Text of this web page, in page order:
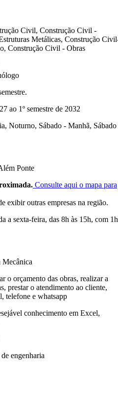
Civil, Construção Civil -
Metálicas, Construção
Construção Civil - Obras
ao 1º semestre de 2032
Noturno, Sábado - Manhã, Sábado
Ponte
Consulte aqui o mapa para
exibir outras empresas na região.
a sexta-feira, das 8h às 15h, com 1h
Mecânica
o orçamento das obras, realizar a
prestar o atendimento ao cliente,
telefone e whatsapp
conhecimento em Excel,
engenharia